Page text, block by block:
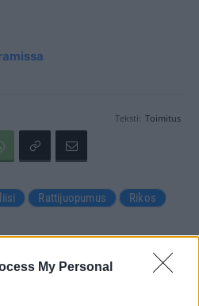
My Personal
Teksti: Toimitus
Rattijuopumus
Rikos